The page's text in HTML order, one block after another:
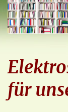
für